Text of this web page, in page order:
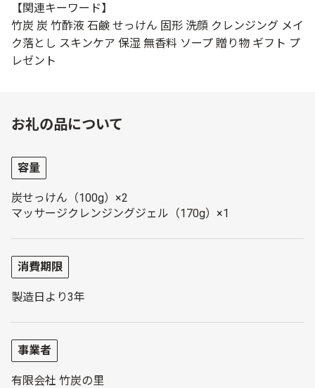
【関連キーワード】
竹炭 炭 竹酢液 石鹸 せっけん 固形 洗顔 クレンジング メイ
ク落とし スキンケア 保湿 無香料 ソープ 贈り物 ギフト プ
レゼント
お礼の品について
容量
炭せっけん（100g）×2
マッサージクレンジングジェル（170g）×1
消費期限
製造日より3年
事業者
有限会社 竹炭の里